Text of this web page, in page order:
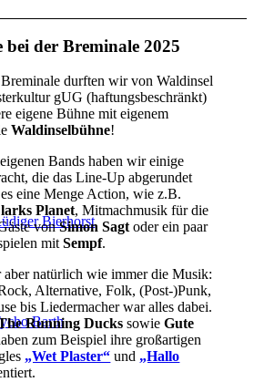
Bierhorst
Barth
bei der Breminale 2025
durften wir von Waldinsel
gUG (haftungsbeschränkt)
eigene Bühne mit eigenem
Waldinselbühne!
Bands haben wir einige
die das Line-Up abgerundet
eine Menge Action, wie z.B.
Planet, Mitmachmusik für die
vonSimon Sagt oder ein paar
mitSempf.
natürlich wie immer die Musik:
Alternative, Folk, (Post-)Punk,
bis Liedermacher war alles dabei.
Running Ducks sowieGute
zum Beispiel ihre großartigen
„Wet Plaster“ und „Hallo